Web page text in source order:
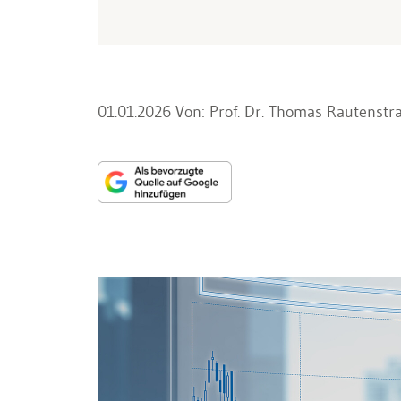
01.01.2026 Von: Prof. Dr. Thomas